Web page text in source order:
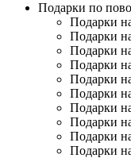
Подарки по
Подарки
Подарки
Подарки
Подарки
Подарки
Подарки
Подарки
Подарки
Подарки
Подарки